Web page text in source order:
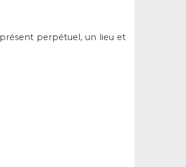
perpétuel, un lieu et